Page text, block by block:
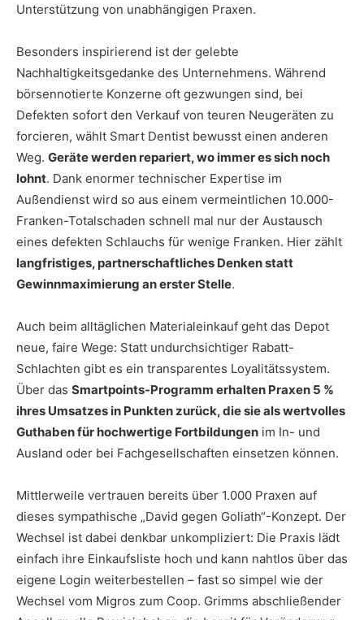
Unterstützung von unabhängigen Praxen.
Besonders inspirierend ist der gelebte
Nachhaltigkeitsgedanke des Unternehmens. Während
börsennotierte Konzerne oft gezwungen sind, bei
Defekten sofort den Verkauf von teuren Neugeräten zu
forcieren, wählt Smart Dentist bewusst einen anderen
Weg. Geräte werden repariert, wo immer es sich noch
lohnt. Dank enormer technischer Expertise im
Außendienst wird so aus einem vermeintlichen 10.000-
Franken-Totalschaden schnell mal nur der Austausch
eines defekten Schlauchs für wenige Franken. Hier zählt
langfristiges, partnerschaftliches Denken statt
Gewinnmaximierung an erster Stelle.
Auch beim alltäglichen Materialeinkauf geht das Depot
neue, faire Wege: Statt undurchsichtiger Rabatt-
Schlachten gibt es ein transparentes Loyalitätssystem.
Über das Smartpoints-Programm erhalten Praxen 5 %
ihres Umsatzes in Punkten zurück, die sie als wertvolles
Guthaben für hochwertige Fortbildungen im In- und
Ausland oder bei Fachgesellschaften einsetzen können.
Mittlerweile vertrauen bereits über 1.000 Praxen auf
dieses sympathische „David gegen Goliath“-Konzept. Der
Wechsel ist dabei denkbar unkompliziert: Die Praxis lädt
einfach ihre Einkaufsliste hoch und kann nahtlos über das
eigene Login weiterbestellen – fast so simpel wie der
Wechsel vom Migros zum Coop. Grimms abschließender